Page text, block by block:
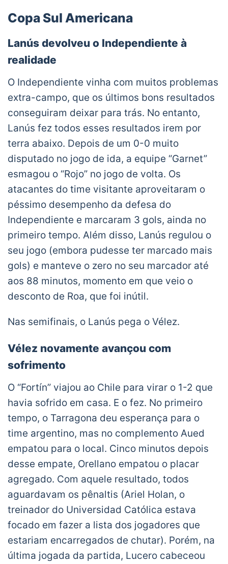
de Final de la#Libertadores
? El miércoles próximo, la revancha en la
#Bombonera
pic.twitter.com/2XUhnb6vwi
— CONMEBOL Libertadores (@Libertadores)
December 17, 2020
Copa Sul Americana
Lanús devolveu o Independiente à
realidade
O Independiente vinha com muitos problemas
extra-campo, que os últimos bons resultados
conseguiram deixar para trás. No entanto,
Lanús fez todos esses resultados irem por
terra abaixo. Depois de um 0-0 muito
disputado no jogo de ida, a equipe “Garnet”
esmagou o “Rojo” no jogo de volta. Os
atacantes do time visitante aproveitaram o
péssimo desempenho da defesa do
Independiente e marcaram 3 gols, ainda no
primeiro tempo. Além disso, Lanús regulou o
seu jogo (embora pudesse ter marcado mais
gols) e manteve o zero no seu marcador até
aos 88 minutos, momento em que veio o
desconto de Roa, que foi inútil.
Nas semifinais, o Lanús pega o Vélez.
Vélez novamente avançou com
sofrimento
O “Fortín” viajou ao Chile para virar o 1-2 que
havia sofrido em casa. E o fez. No primeiro
tempo, o Tarragona deu esperança para o
time argentino, mas no complemento Aued
empatou para o local. Cinco minutos depois
desse empate, Orellano empatou o placar
agregado. Com aquele resultado, todos
aguardavam os pênaltis (Ariel Holan, o
treinador do Universidad Católica estava
focado em fazer a lista dos jogadores que
estariam encarregados de chutar). Porém, na
última jogada da partida, Lucero cabeceou